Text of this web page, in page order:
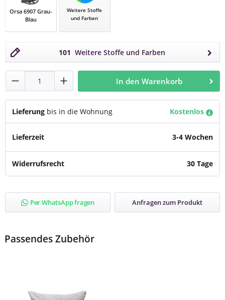
Orsa 6907 Grau-
Blau
Weitere Stoffe
und Farben
101 Weitere Stoffe und Farben
Produkt Anzahl: Gib den gewünschten
In den Warenkorb
Lieferung bis in die Wohnung Kostenlos
Lieferzeit 3-4 Wochen
Widerrufsrecht 30 Tage
Per WhatsApp fragen Anfragen zum Produkt
Passendes Zubehör